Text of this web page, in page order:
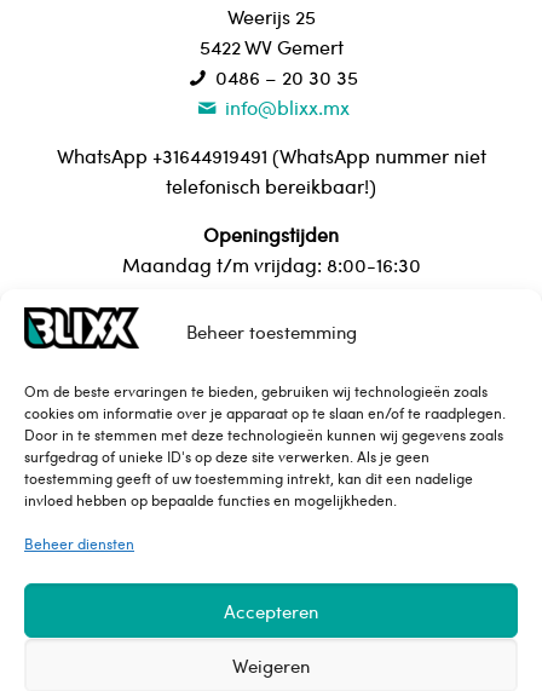
Beheer toestemming
Om de beste ervaringen te bieden, gebruiken wij technologieën zoals
cookies om informatie over je apparaat op te slaan en/of te raadplegen.
Door in te stemmen met deze technologieën kunnen wij gegevens zoals
surfgedrag of unieke ID's op deze site verwerken. Als je geen
toestemming geeft of uw toestemming intrekt, kan dit een nadelige
invloed hebben op bepaalde functies en mogelijkheden.
Beheer diensten
Accepteren
Weigeren
Weerijs 25
5422 WV Gemert
0486 – 20 30 35
info@blixx.mx
WhatsApp +31644919491 (WhatsApp nummer niet
telefonisch bereikbaar!)
Openingstijden
Maandag t/m vrijdag: 8:00-16:30
Contact
Maattabel
Privacy Policy
Leveringsvoorwaarden
© blixx.mx